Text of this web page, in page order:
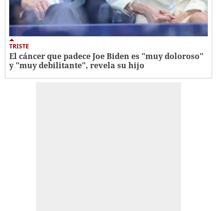
TRISTE
El cáncer que padece Joe Biden es "muy doloroso"
y "muy debilitante", revela su hijo